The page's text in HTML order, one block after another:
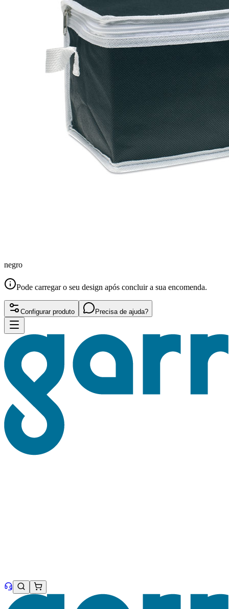
negro
Pode carregar o seu design após concluir a sua encomenda.
Configurar produto Precisa de ajuda?